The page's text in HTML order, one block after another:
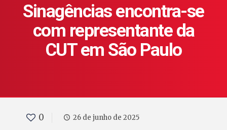
Sinagências encontra-se
com representante da
CUT em São Paulo
0 26 de junho de 2025